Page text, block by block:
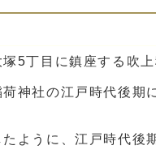
5丁目に鎮座する吹
神社の江戸時代後期
ように、江戸時代後